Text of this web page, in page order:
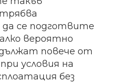
се подготвите
вероятно
повече от
условия на
без